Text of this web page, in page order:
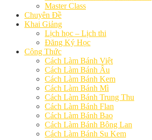
Master Class
Chuyên Đề
Khai Giảng
Lịch học – Lịch thi
Đăng Ký Học
Công Thức
Cách Làm Bánh Việt
Cách Làm Bánh Âu
Cách Làm Bánh Kem
Cách Làm Bánh Mì
Cách Làm Bánh Trung Thu
Cách Làm Bánh Flan
Cách Làm Bánh Bao
Cách Làm Bánh Bông Lan
Cách Làm Bánh Su Kem